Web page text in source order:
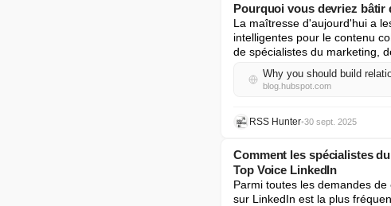
Pourquoi vous devriez bâtir
La maîtresse d'aujourd'hui a
intelligentes pour le contenu
de spécialistes du marketing,
Why you should build
blog.hubspot.com
RSS Hunter•30 sept. 2025
Comment les spécialistes
Top Voice LinkedIn
Parmi toutes les demandes
sur LinkedIn est la plus